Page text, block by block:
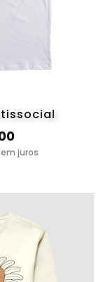
juros